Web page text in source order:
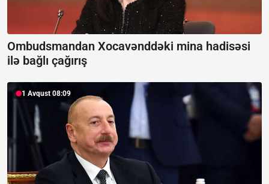
Ombudsmandan Xocavənddəki mina hadisəsi
ilə bağlı çağırış
1 Avqust 08:09